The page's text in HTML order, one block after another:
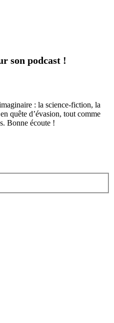
son podcast !
: la science-fiction, la
quête d’évasion, tout comme
Bonne écoute !